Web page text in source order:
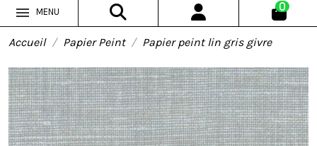
MENU 0
Accueil Papier Peint Papier peint lin gris givre